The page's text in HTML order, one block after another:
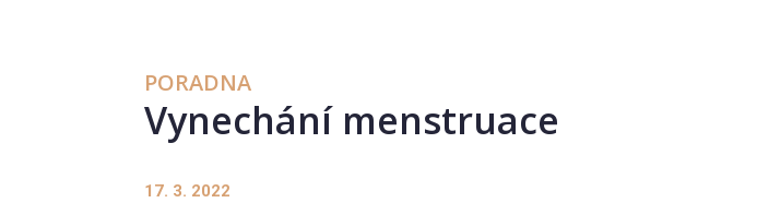
PORADNA
Vynechání menstruace
17. 3. 2022